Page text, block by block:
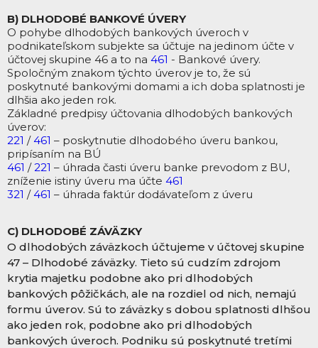
B) DLHODOBÉ BANKOVÉ ÚVERY
O pohybe dlhodobých bankových úveroch v
podnikateľskom subjekte sa účtuje na jedinom účte v
účtovej skupine 46 a to na 461 - Bankové úvery.
Spoločným znakom týchto úverov je to, že sú
poskytnuté bankovými domami a ich doba splatnosti je
dlhšia ako jeden rok.
Základné predpisy účtovania dlhodobých bankových
úverov:
221 /461 – poskytnutie dlhodobého úveru bankou,
pripísaním na BÚ
461 /221 – úhrada časti úveru banke prevodom z BU,
zníženie istiny úveru ma účte 461
321 /461 – úhrada faktúr dodávateľom z úveru
C) DLHODOBÉ ZÁVÄZKY
O dlhodobých záväzkoch účtujeme v účtovej skupine
47 – Dlhodobé záväzky. Tieto sú cudzím zdrojom
krytia majetku podobne ako pri dlhodobých
bankových pôžičkách, ale na rozdiel od nich, nemajú
formu úverov. Sú to záväzky s dobou splatnosti dlhšou
ako jeden rok, podobne ako pri dlhodobých
bankových úveroch. Podniku sú poskytnuté tretími